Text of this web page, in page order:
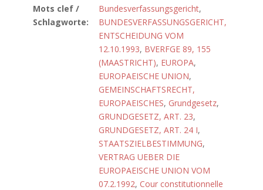
Mots clef /
Schlagworte:
Bundesverfassungsgericht,
BUNDESVERFASSUNGSGERICHT,
ENTSCHEIDUNG VOM
12.10.1993, BVERFGE 89, 155
(MAASTRICHT), EUROPA,
EUROPAEISCHE UNION,
GEMEINSCHAFTSRECHT,
EUROPAEISCHES, Grundgesetz,
GRUNDGESETZ, ART. 23,
GRUNDGESETZ, ART. 24 I,
STAATSZIELBESTIMMUNG,
VERTRAG UEBER DIE
EUROPAEISCHE UNION VOM
07.2.1992, Cour constitutionnelle